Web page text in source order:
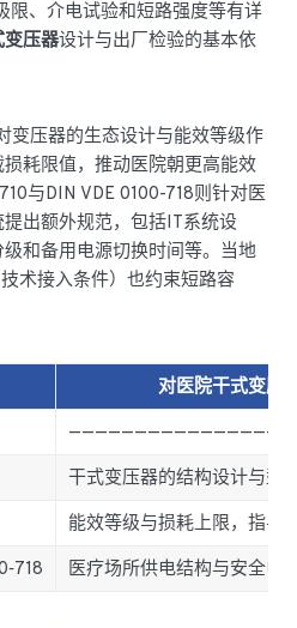
限、介电试验和短路强度等有详
变压器设计与出厂检验的基本依
变压器的生态设计与能效等级作
耗限值，推动医院朝更高能效
与DIN VDE 0100-718则针对医
出额外规范，包括IT系统设
和备用电源切换时间等。当地
术接入条件）也约束短路容
对医院干式变压
干式变压器的结构设计与型
能效等级与损耗上限，指导
医疗场所供电结构与安全电